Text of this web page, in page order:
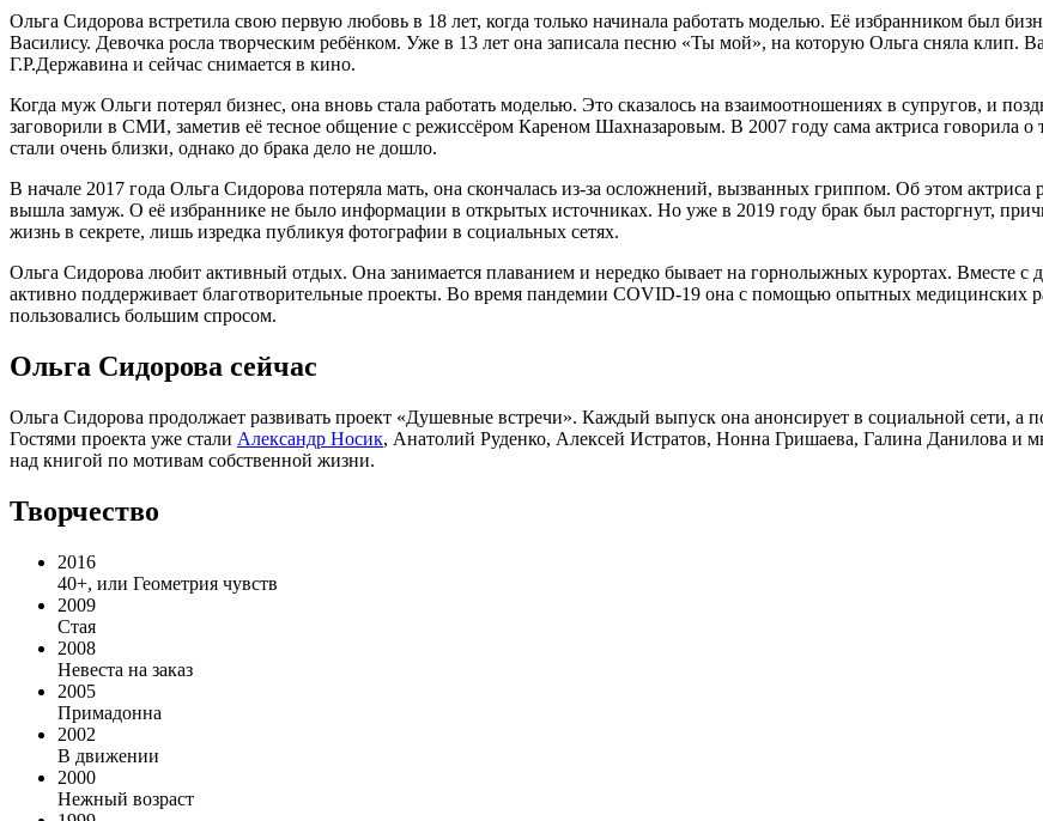
Ольга Сидорова встретила свою первую любовь в 18 лет, когда только начинала работать моделью. Её избранником был
Василису. Девочка росла творческим ребёнком. Уже в 13 лет она записала песню «Ты мой», на которую Ольга сняла клип.
Г.Р.Державина и сейчас снимается в кино.
Когда муж Ольги потерял бизнес, она вновь стала работать моделью. Это сказалось на взаимоотношениях в супругов, и
заговорили в СМИ, заметив её тесное общение с режиссёром Кареном Шахназаровым. В 2007 году сама актриса говорила
стали очень близки, однако до брака дело не дошло.
В начале 2017 года Ольга Сидорова потеряла мать, она скончалась из-за осложнений, вызванных гриппом. Об этом актриса
вышла замуж. О её избраннике не было информации в открытых источниках. Но уже в 2019 году брак был расторгнут,
жизнь в секрете, лишь изредка публикуя фотографии в социальных сетях.
Ольга Сидорова любит активный отдых. Она занимается плаванием и нередко бывает на горнолыжных курортах. Вместе с
активно поддерживает благотворительные проекты. Во время пандемии COVID-19 она с помощью опытных медицинских
пользовались большим спросом.
Ольга Сидорова сейчас
Ольга Сидорова продолжает развивать проект «Душевные встречи». Каждый выпуск она анонсирует в социальной сети, а
Гостями проекта уже стали Александр Носик, Анатолий Руденко, Алексей Истратов, Нонна Гришаева, Галина Данилова и
над книгой по мотивам собственной жизни.
Творчество
2016
40+, или Геометрия чувств
2009
Стая
2008
Невеста на заказ
2005
Примадонна
2002
В движении
2000
Нежный возраст